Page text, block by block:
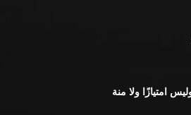
امتيازًا ولا منة